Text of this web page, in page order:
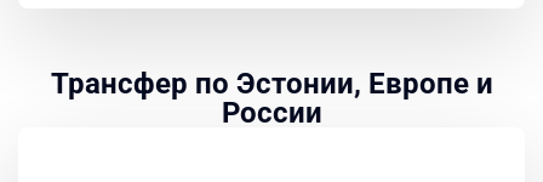
Трансфер по Эстонии, Европе и
России